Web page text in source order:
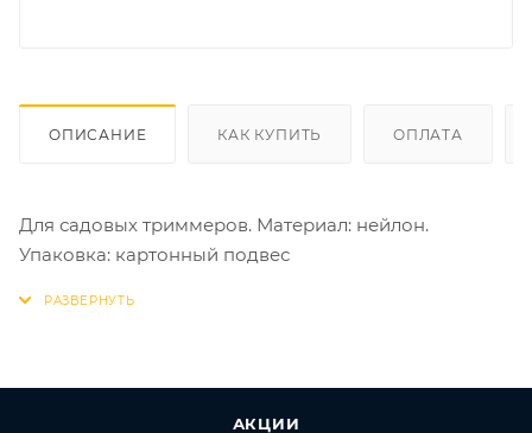
ОПИСАНИЕ КАК КУПИТЬ ОПЛАТА
Для садовых триммеров. Материал: нейлон.
Упаковка: картонный подвес
АКЦИИ